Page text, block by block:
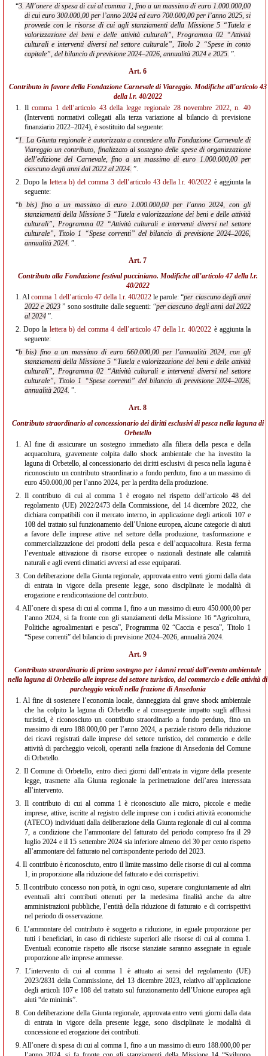
“3. All’onere di spesa di cui al comma 1, fino a un massimo di euro 1.000.000,00
di cui euro 300.000,00 per l’anno 2024 ed euro 700.000,00 per l’anno 2025, si
provvede con le risorse di cui agli stanziamenti della Missione 5 “Tutela e
valorizzazione dei beni e delle attività culturali”, Programma 02 “Attività
culturali e interventi diversi nel settore culturale”, Titolo 2 “Spese in conto
capitale”, del bilancio di previsione 2024–2026, annualità 2024 e 2025. ”.
Art. 6
Contributo in favore della Fondazione Carnevale di Viareggio. Modifiche all’articolo 43
della l.r. 40/2022
1. Ilcomma 1 dell’articolo 43 della legge regionale 28 novembre 2022, n. 40
(Interventi normativi collegati alla terza variazione al bilancio di previsione
finanziario 2022–2024), è sostituito dal seguente:
“1. La Giunta regionale è autorizzata a concedere alla Fondazione Carnevale di
Viareggio un contributo, finalizzato al sostegno delle spese di organizzazione
dell’edizione del Carnevale, fino a un massimo di euro 1.000.000,00 per
ciascuno degli anni dal 2022 al 2024. ”.
2. Dopo la lettera b) del comma 3 dell’articolo 43 della l.r. 40/2022 è aggiunta la
seguente:
“b bis) fino a un massimo di euro 1.000.000,00 per l’anno 2024, con gli
stanziamenti della Missione 5 “Tutela e valorizzazione dei beni e delle attività
culturali”, Programma 02 “Attività culturali e interventi diversi nel settore
culturale”, Titolo 1 “Spese correnti” del bilancio di previsione 2024–2026,
annualità 2024. ”.
Art. 7
Contributo alla Fondazione festival pucciniano. Modifiche all’articolo 47 della l.r.
40/2022
1. Alcomma 1 dell’articolo 47 della l.r. 40/2022le parole: “per ciascuno degli anni
2022 e 2023” sono sostituite dalle seguenti: “per ciascuno degli anni dal 2022
al 2024 ”.
2. Dopo la lettera b) del comma 4 dell’articolo 47 della l.r. 40/2022 è aggiunta la
seguente:
“b bis) fino a un massimo di euro 660.000,00 per l’annualità 2024, con gli
stanziamenti della Missione 5 “Tutela e valorizzazione dei beni e delle attività
culturali”, Programma 02 “Attività culturali e interventi diversi nel settore
culturale”, Titolo 1 “Spese correnti” del bilancio di previsione 2024–2026,
annualità 2024. ”.
Art. 8
Contributo straordinario al concessionario dei diritti esclusivi di pesca nella laguna di
Orbetello
1. Al fine di assicurare un sostegno immediato alla filiera della pesca e della
acquacoltura, gravemente colpita dallo shock ambientale che ha investito la
laguna di Orbetello, al concessionario dei diritti esclusivi di pesca nella laguna è
riconosciuto un contributo straordinario a fondo perduto, fino a un massimo di
euro 450.000,00 per l’anno 2024, per la perdita della produzione.
2. Il contributo di cui al comma 1 è erogato nel rispetto dell’articolo 48 del
regolamento (UE) 2022/2473 della Commissione, del 14 dicembre 2022, che
dichiara compatibili con il mercato interno, in applicazione degli articoli 107 e
108 del trattato sul funzionamento dell’Unione europea, alcune categorie di aiuti
a favore delle imprese attive nel settore della produzione, trasformazione e
commercializzazione dei prodotti della pesca e dell’acquacoltura. Resta ferma
l’eventuale attivazione di risorse europee o nazionali destinate alle calamità
naturali e agli eventi climatici avversi ad esse equiparati.
3. Con deliberazione della Giunta regionale, approvata entro venti giorni dalla data
di entrata in vigore della presente legge, sono disciplinate le modalità di
erogazione e rendicontazione del contributo.
4. All’onere di spesa di cui al comma 1, fino a un massimo di euro 450.000,00 per
l’anno 2024, si fa fronte con gli stanziamenti della Missione 16 “Agricoltura,
Politiche agroalimentari e pesca”, Programma 02 “Caccia e pesca”, Titolo 1
“Spese correnti” del bilancio di previsione 2024–2026, annualità 2024.
Art. 9
Contributo straordinario di primo sostegno per i danni recati dall’evento ambientale
nella laguna di Orbetello alle imprese del settore turistico, del commercio e delle attività di
parcheggio veicoli nella frazione di Ansedonia
1. Al fine di sostenere l’economia locale, danneggiata dal grave shock ambientale
che ha colpito la laguna di Orbetello e al conseguente impatto sugli afflussi
turistici, è riconosciuto un contributo straordinario a fondo perduto, fino un
massimo di euro 188.000,00 per l’anno 2024, a parziale ristoro della riduzione
dei ricavi registrati dalle imprese del settore turistico, del commercio e delle
attività di parcheggio veicoli, operanti nella frazione di Ansedonia del Comune
di Orbetello.
2. Il Comune di Orbetello, entro dieci giorni dall’entrata in vigore della presente
legge, trasmette alla Giunta regionale la perimetrazione dell’area interessata
all’intervento.
3. Il contributo di cui al comma 1 è riconosciuto alle micro, piccole e medie
imprese, attive, iscritte al registro delle imprese con i codici attività economiche
(ATECO) individuati dalla deliberazione della Giunta regionale di cui al comma
7, a condizione che l’ammontare del fatturato del periodo compreso fra il 29
luglio 2024 e il 15 settembre 2024 sia inferiore almeno del 30 per cento rispetto
all’ammontare del fatturato nel corrispondente periodo del 2023.
4. Il contributo è riconosciuto, entro il limite massimo delle risorse di cui al comma
1, in proporzione alla riduzione del fatturato e dei corrispettivi.
5. Il contributo concesso non potrà, in ogni caso, superare congiuntamente ad altri
eventuali altri contributi ottenuti per la medesima finalità anche da altre
amministrazioni pubbliche, l’entità della riduzione di fatturato e di corrispettivi
nel periodo di osservazione.
6. L’ammontare del contributo è soggetto a riduzione, in eguale proporzione per
tutti i beneficiari, in caso di richieste superiori alle risorse di cui al comma 1.
Eventuali economie rispetto alle risorse stanziate saranno assegnate in eguale
proporzione alle imprese ammesse.
7. L’intervento di cui al comma 1 è attuato ai sensi del regolamento (UE)
2023/2831 della Commissione, del 13 dicembre 2023, relativo all’applicazione
degli articoli 107 e 108 del trattato sul funzionamento dell’Unione europea agli
aiuti “de minimis”.
8. Con deliberazione della Giunta regionale, approvata entro venti giorni dalla data
di entrata in vigore della presente legge, sono disciplinate le modalità di
concessione ed erogazione dei contributi.
9. All’onere di spesa di cui al comma 1, fino a un massimo di euro 188.000,00 per